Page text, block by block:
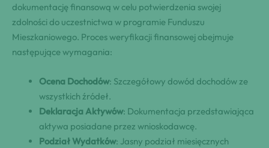
dokumentację finansową w celu potwierdzenia swojej
zdolności do uczestnictwa w programie Funduszu
Mieszkaniowego. Proces weryfikacji finansowej obejmuje
następujące wymagania:
Ocena Dochodów: Szczegółowy dowód dochodów ze
wszystkich źródeł.
Deklaracja Aktywów: Dokumentacja przedstawiająca
aktywa posiadane przez wnioskodawcę.
Podział Wydatków: Jasny podział miesięcznych